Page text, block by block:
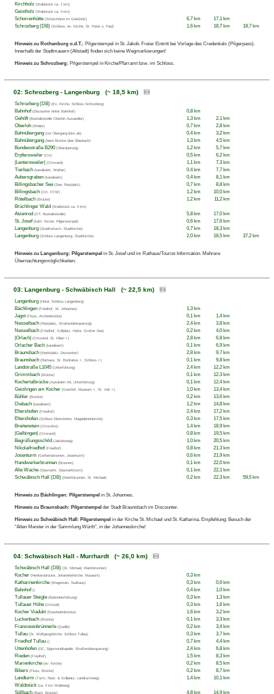
Kirchholz (Waldstück ca. 1 km)
Geistholz (Waldstück ca. 4 km)
Schorrenhütte (Schutzhütte im Geistholz) 6,7 km
17,1 km
Schrozberg (DB) (Schloss, ev. Kirche, St. Peter u. Paul) 1,6 km 18,7 km 18,7 km
Hinweis zu Rothenburg o.d.T.: Pilgerstempel in St. Jakob. Freier Eintritt bei Vorlage des Credentials (Pilgerpass).
Innerhalb der Stadtmauern (Altstadt) finden sich keine Wegmarkierungen!
Hinweis zu Schrozberg: Pilgerstempel in Kirche/Pfarramt bzw. im Schloss.
02: Schrozberg - Langenburg (~ 18,5 km)
Schrozberg (DB) (Ev. Kirche, Schloss Schrozberg)
Bahnhof(Discounter hinter Bahnhof)
0,8 km
Gehöft (Bushaltestelle Oberloh Aussiedler) 1,3 km
2,1 km
Oberloh (Weiler) 0,7 km
2,8 km
Bahnübergang (vor Übergang links ab) 0,4 km
3,2 km
Bahnübergang (dann Brücke über Blaubach) 1,3 km
4,5 km
Bundesstraße B290(Überquerung) 1,2 km
5,7 km
Erpfersweiler (Ort) 0,5 km
6,2 km
|Lentersweiler|
(Ortsrand) 1,1 km
7,3 km
Tierbach (kanalisiert, Weiher) 0,4 km
7,7 km
Aubersgraben (kanalisiert) 0,4 km
8,1 km
Billingsbacher See (See, Rastplatz) 0,7 km
8,8 km
Billingsbach (Ort, FFW) 1,2 km
10,0 km
Rötelbach (Brücke) 1,2 km
11,2 km
Brüchlinger Wald (Waldstück ca. 5 km)
Atzenrod (OT, Bushaltestelle) 5,8 km
17,0 km
St. Josef(kath. Kirche, Pilgerstempel) 0,6 km
17,6 km
Langenburg (Stadttorturm, Stadtkirche) 0,7 km
18,3 km
Langenburg (Schloss Langenburg, Stadtkirche) 2,0 km 18,5 km 37,2 km
Hinweis zu Langenburg: Pilgerstempelin St. Josef und im Rathaus/Tourist-Information. Mehrere
Übernachtungsmöglichkeiten.
03: Langenburg - Schwäbisch Hall (~ 22,5 km)
Langenburg (Hotel, Schloss Langenburg)
Bächlingen (Friedhof, St. Johannes)
1,3 km
Jagst (Fluss, Archenbrücke) 0,1 km
1,4 km
Nesselbach (Rastplatz, Straßenüberquerung) 2,4 km
3,8 km
Nesselbach (Friedhof, Grillplatz, Hütte, Großer See) 0,2 km
4,0 km
|Orlach|
(Ortsrand, St. Kilian +) 2,8 km
6,8 km
Orlacher Bach (kanalisiert) 0,1 km
6,9 km
Braunsbach (Marktplatz, Discounter) 2,8 km
9,7 km
Braunsbach (Rathaus, St. Bonifatius +, Schloss +) 0,1 km
9,8 km
Landstraße L1045 (Unterführung) 2,4 km
12,2 km
Grimmbach (Brücke) 0,1 km
12,3 km
Kochertalbrücke (Autobahn A6, Unterführung) 0,1 km
12,4 km
Geislingen am Kocher (Gasthof, Museum +, St. Veit +) 1,0 km
13,4 km
Bühler (Brücke) 0,2 km
13,6 km
Diebach (kanalisiert) 1,2 km
14,8 km
Eltershofen (Friedhof) 2,4 km
17,2 km
Eltershofen (Schloss Eltershofen, Magdalenenkirche) 0,3 km
17,5 km
Breitenstein (Ortsmitte) 1,4 km
18,9 km
|Gelbingen|
(Ortsrand) 0,8 km
19,5 km
Begrüßungsschild (Jakobsweg) 1,0 km
20,5 km
Nikolaifriedhof(Friedhof) 0,8 km
21,3 km
Josenturm (Gerbersbrunnen, Josenturm) 0,6 km
21,9 km
Handwerkerbrunnen (Brunnen) 0,1 km
22,0 km
Alte Wache (Säumarkt, Säumarktturm) 0,1 km
22,1 km
Schwäbisch Hall (DB) (Marktbrunnen, St. Michael) 0,2 km 22,3 km 59,5 km
Hinweis zu Bächlingen: Pilgerstempelin St. Johannes.
Hinweis zu Braunsbach: Pilgerstempelder Stadt Braunsbach im Discounter.
Hinweis zu Schwäbisch Hall: Pilgerstempelin der Kirche St. Michael und St. Katharina. Empfehlung: Besuch der
"Alten Meister in der Sammlung Würth", in der Johanneskirche!
04: Schwäbisch Hall - Murrhardt (~ 26,0 km)
Schwäbisch Hall (DB) (St. Michael, Marktbrunnen)
Kocher (Henkersbrücke, Johanniterkirche, Museum)
0,3 km
Katharinenkirche (Wegestein, Sudhaus) 0,3 km
0,6 km
Bahnhof() 0,4 km
1,0 km
Tullauer Steigle (Bahnüberführung) 0,3 km
1,3 km
Tullauer Höhe (Ortsteil) 0,3 km
1,6 km
Kocher Viadukt (Eisenbahnbrücke) 1,6 km
3,2 km
Luckenbach (Brücke) 0,1 km
3,3 km
Franzosenbrünnerle (Quelle) 0,2 km
3,4 km
Tullau (St. Wolfgangskirche, Schloss Tullau) 0,3 km
3,7 km
Friedhof Tullau () 0,7 km
4,4 km
Uttenhofen (DC, Sigismundkapelle, Straßenüberquerung) 2,4 km
6,8 km
Rieden (Friedhof) 1,5 km
8,3 km
Marienkirche (ev. Kirche) 0,2 km
8,5 km
Bibers (Fluss, Brücke) 0,2 km
8,7 km
Landturm (Turm, Rast- & Grillplatz, Landturmweg) 1,4 km
10,1 km
Waldstück (ca. 5 km Waldweg)
Söllbach (Bach, Brücke) 4,8 km 14,9 km